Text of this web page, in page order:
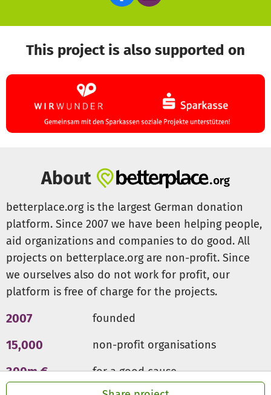
teilzuhaben. Damit sind alle gemeint. Jeder Einzelne ist
gemeinsam. Nach dem Grundschulkonzept soll ein
Sekundarstufenkonzept entstehen, abgerundet durch eine
Orientierungsstufe (Oberstufe).
Die ersten 3 Jahre ohne jegliche staatliche Förderung sind
jegliche Einnahmequellen zu nutzen: sozial verträgliches
Schulgeld, Mitgliedsbeiträge, Kredite, Bürgschaften,
Euro hilft!
Weiteres kannst du auch auf unserer Homepage in Ruhe
lesen: www.lavi-ulm.de
This project is also supported on
About
betterplace.org is the largest German donation
platform. Since 2007 we have been helping people,
aid organizations and companies to do good. All
projects on betterplace.org are non-profit. Since
we ourselves also do not work for profit, our
platform is free of charge for the projects.
2007 founded
15,000 non-profit organisations
300m € for a good cause